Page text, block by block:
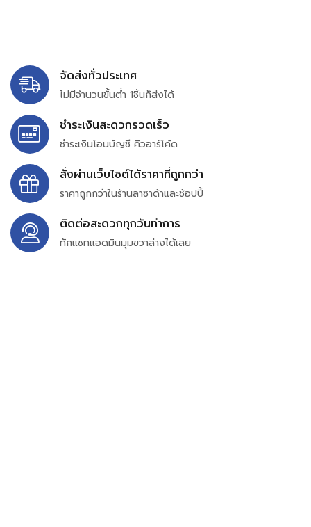
จัดส่งทั่วประเทศ
ไม่มีจำนวนขั้นต่ำ 1ชิ้นก็ส่งได้
ชำระเงินสะดวกรวดเร็ว
ชำระเงินโอนบัญชี คิวอาร์โค้ด
สั่งผ่านเว็บไซต์ได้ราคาที่ถูกกว่า
ราคาถูกกว่าในร้านลาซาด้าและช้อปปี้
ติดต่อสะดวกทุกวันทำการ
ทักแชทแอดมินมุมขวาล่างได้เลย